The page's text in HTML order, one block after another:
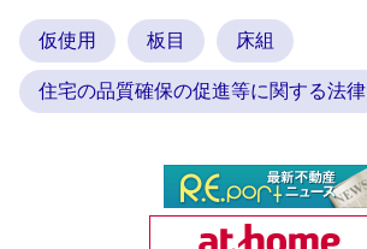
仮使用 板目 床組
住宅の品質確保の促進等に関する法律